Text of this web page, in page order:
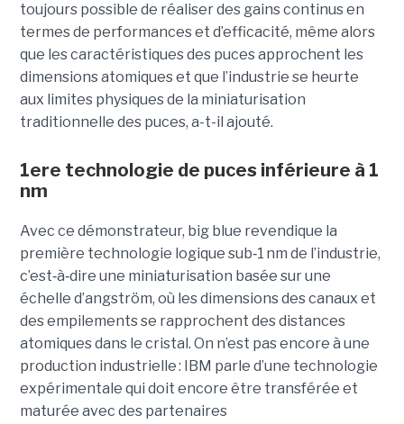
toujours possible de réaliser des gains continus en
termes de performances et d’efficacité, même alors
que les caractéristiques des puces approchent les
dimensions atomiques et que l’industrie se heurte
aux limites physiques de la miniaturisation
traditionnelle des puces, a-t-il ajouté.
1ere technologie de puces inférieure à 1
nm
Avec ce démonstrateur, big blue revendique la
première technologie logique sub‑1 nm de l’industrie,
c’est‑à‑dire une miniaturisation basée sur une
échelle d’angström, où les dimensions des canaux et
des empilements se rapprochent des distances
atomiques dans le cristal. On n’est pas encore à une
production industrielle : IBM parle d’une technologie
expérimentale qui doit encore être transférée et
maturée avec des partenaires